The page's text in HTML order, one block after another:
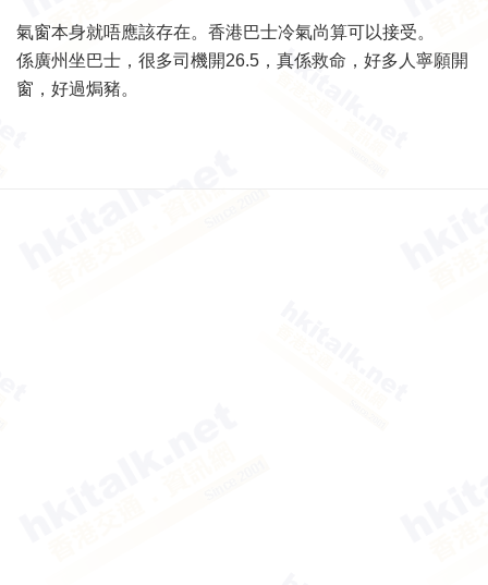
氣窗本身就唔應該存在。香港巴士冷氣尚算可以接受。
係廣州坐巴士，很多司機開26.5，真係救命，好多人寧願開
窗，好過焗豬。